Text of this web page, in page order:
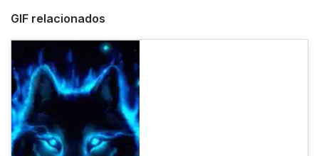
GIF relacionados